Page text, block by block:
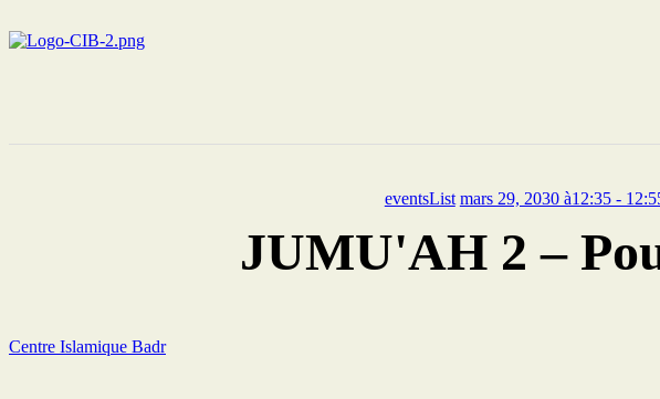
eventsList mars 29, 2030 à12:35 -
JUMU'AH 2 –
Centre Islamique Badr